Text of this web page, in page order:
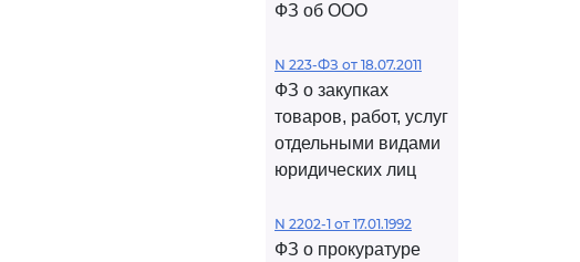
ФЗ об ООО
N 223-ФЗ от 18.07.2011
ФЗ о закупках
товаров, работ, услуг
отдельными видами
юридических лиц
N 2202-1 от 17.01.1992
ФЗ о прокуратуре